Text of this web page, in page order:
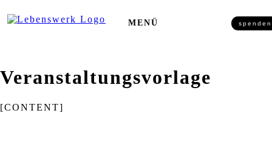
MENÜ spenden
Veranstaltungsvorlage
[CONTENT]